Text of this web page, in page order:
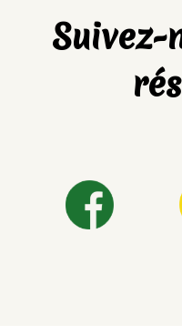
Suivez-